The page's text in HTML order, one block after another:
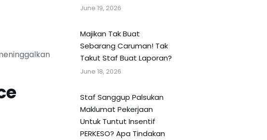
June 19, 2026
Majikan Tak Buat
Sebarang Caruman! Tak
Takut Staf Buat Laporan?
June 18, 2026
Staf Sanggup Palsukan
Maklumat Pekerjaan
Untuk Tuntut Insentif
PERKESO? Apa Tindakan